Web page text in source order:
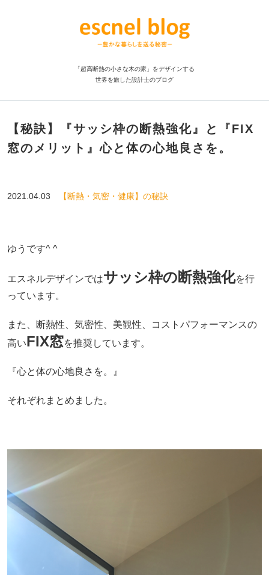
「超高断熱の小さな木の家」をデザインする
世界を旅した設計士のブログ
【秘訣】『サッシ枠の断熱強化』と『FIX
窓のメリット』心と体の心地良さを。
2021.04.03 【断熱・気密・健康】の秘訣
ゆうです^ ^
エスネルデザインではサッシ枠の断熱強化を行
っています。
また、断熱性、気密性、美観性、コストパフォーマンスの
高いFIX窓を推奨しています。
『心と体の心地良さを。』
それぞれまとめました。